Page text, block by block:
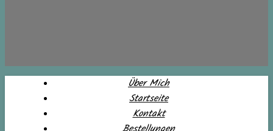
Über Mich
Startseite
Kontakt